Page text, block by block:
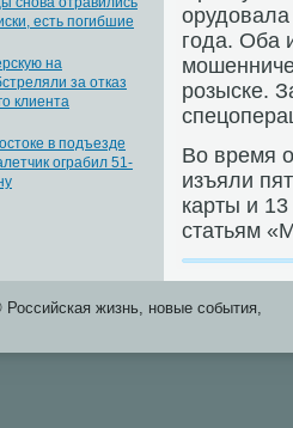
есть погибшие
на
за отказ
клиента
в подъезде
ограбил 51-
года. Оба
розыске.
Во время
изъяли
карты и
статьям
Российская жизнь, новые события,